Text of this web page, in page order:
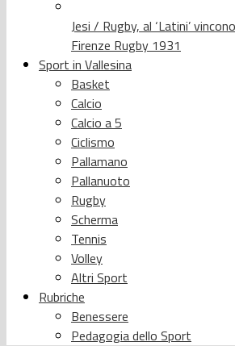
Jesi / Rugby, al ‘Latini’
Firenze Rugby 1931
Sport in Vallesina
Basket
Calcio
Calcio a 5
Ciclismo
Pallamano
Pallanuoto
Rugby
Scherma
Tennis
Volley
Altri Sport
Rubriche
Benessere
Pedagogia dello Sport